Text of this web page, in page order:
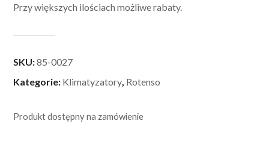
Przy większych ilościach możliwe rabaty.
SKU:85-0027
Kategorie: Klimatyzatory Rotenso
Produkt dostępny na zamówienie